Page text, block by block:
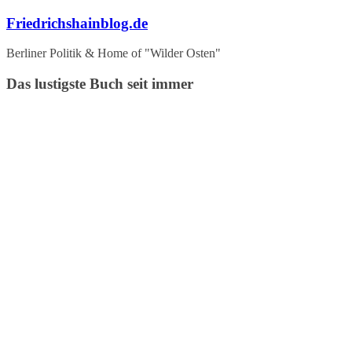
Zum
springen
Friedrichshainblog.de
Berliner Politik & Home of "Wilder Osten"
Das lustigste Buch seit immer